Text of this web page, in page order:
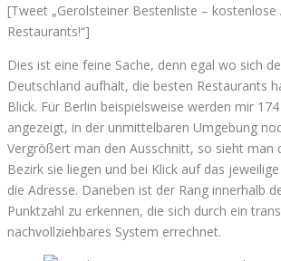
[Tweet „Gerolsteiner Bestenliste – kostenlose
Restaurants!“]
Dies ist eine feine Sache, denn egal wo sich
Deutschland aufhält, die besten Restaurants
Blick. Für Berlin beispielsweise werden mir
angezeigt, in der unmittelbaren Umgebung
Vergrößert man den Ausschnitt, so sieht man
Bezirk sie liegen und bei Klick auf das
die Adresse. Daneben ist der Rang innerhalb
Punktzahl zu erkennen, die sich durch ein
nachvollziehbares System errechnet.